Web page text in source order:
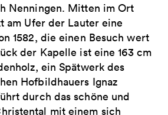
Nenningen. Mitten im Ort
am Ufer der Lauter eine
1582, die einen Besuch wert
der Kapelle ist eine 163 cm
ein Spätwerk des
Hofbildhauers Ignaz
durch das schöne und
mit einem sich